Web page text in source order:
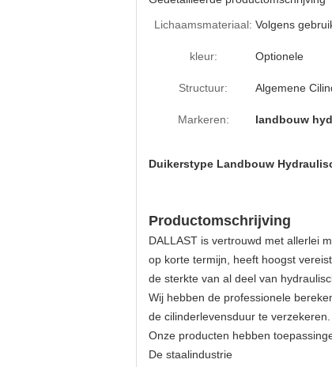
Lichaamsmateriaal: Volgens
kleur: Optionele
Structuur: Algemene
Markeren: landbouw
Duikerstype Landbouw
Productomschrijving
DALLAST is vertrouwd met allerlei
op korte termijn, heeft hoogst
de sterkte van al deel van
Wij hebben de professionele
de cilinderlevensduur te verzekeren.
Onze producten hebben
De staalindustrie